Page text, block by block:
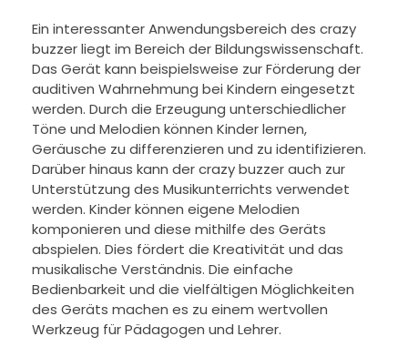
Ein interessanter Anwendungsbereich des crazy
buzzer liegt im Bereich der Bildungswissenschaft.
Das Gerät kann beispielsweise zur Förderung der
auditiven Wahrnehmung bei Kindern eingesetzt
werden. Durch die Erzeugung unterschiedlicher
Töne und Melodien können Kinder lernen,
Geräusche zu differenzieren und zu identifizieren.
Darüber hinaus kann der crazy buzzer auch zur
Unterstützung des Musikunterrichts verwendet
werden. Kinder können eigene Melodien
komponieren und diese mithilfe des Geräts
abspielen. Dies fördert die Kreativität und das
musikalische Verständnis. Die einfache
Bedienbarkeit und die vielfältigen Möglichkeiten
des Geräts machen es zu einem wertvollen
Werkzeug für Pädagogen und Lehrer.